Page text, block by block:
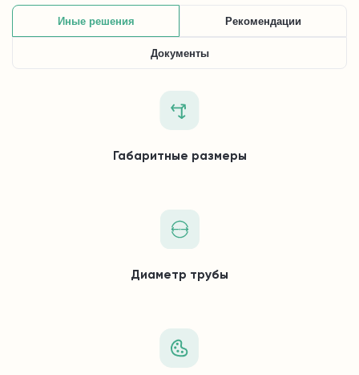
Иные решения Рекомендации
Документы
Габаритные размеры
Диаметр трубы